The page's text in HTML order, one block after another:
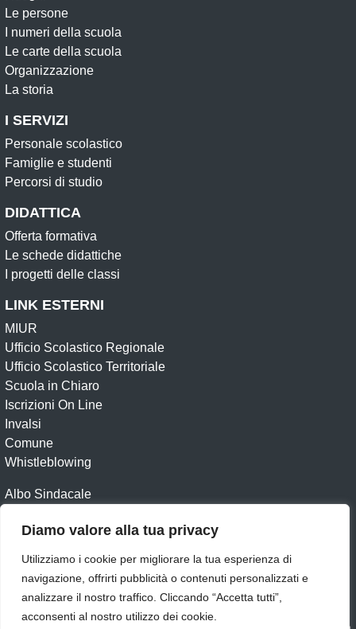
Diamo valore alla tua privacy
Utilizziamo i cookie per migliorare la tua esperienza di
navigazione, offrirti pubblicità o contenuti personalizzati e
analizzare il nostro traffico. Cliccando “Accetta tutti”,
acconsenti al nostro utilizzo dei cookie.
Le persone
I numeri della scuola
Le carte della scuola
Organizzazione
La storia
I SERVIZI
Personale scolastico
Famiglie e studenti
Percorsi di studio
DIDATTICA
Offerta formativa
Le schede didattiche
I progetti delle classi
LINK ESTERNI
MIUR
Ufficio Scolastico Regionale
Ufficio Scolastico Territoriale
Scuola in Chiaro
Iscrizioni On Line
Invalsi
Comune
Whistleblowing
Albo Sindacale
Amministrazione TrasparenteAlbo online
Dichiarazione di accessibilità Obiettivi di accessibilità
FeedbackNote legaliPrivacy - PolicyCookie